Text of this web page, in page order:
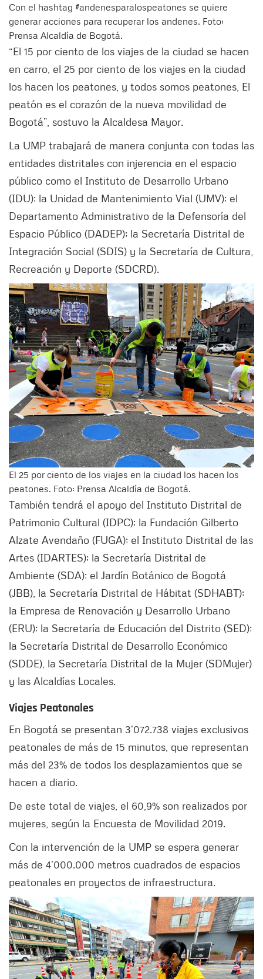
Con el hashtag #andenesparalospeatones se quiere
generar acciones para recuperar los andenes. Foto:
Prensa Alcaldía de Bogotá.
“El 15 por ciento de los viajes de la ciudad se hacen
en carro, el 25 por ciento de los viajes en la ciudad
los hacen los peatones, y todos somos peatones, El
peatón es el corazón de la nueva movilidad de
Bogotá”, sostuvo la Alcaldesa Mayor.
La UMP trabajará de manera conjunta con todas las
entidades distritales con injerencia en el espacio
público como el Instituto de Desarrollo Urbano
(IDU); la Unidad de Mantenimiento Vial (UMV); el
Departamento Administrativo de la Defensoría del
Espacio Público (DADEP); la Secretaría Distrital de
Integración Social (SDIS) y la Secretaría de Cultura,
Recreación y Deporte (SDCRD).
El 25 por ciento de los viajes en la ciudad los hacen los
peatones. Foto: Prensa Alcaldía de Bogotá.
También tendrá el apoyo del Instituto Distrital de
Patrimonio Cultural (IDPC); la Fundación Gilberto
Alzate Avendaño (FUGA); el Instituto Distrital de las
Artes (IDARTES); la Secretaría Distrital de
Ambiente (SDA); el Jardín Botánico de Bogotá
(JBB), la Secretaría Distrital de Hábitat (SDHABT);
la Empresa de Renovación y Desarrollo Urbano
(ERU); la Secretaría de Educación del Distrito (SED);
la Secretaría Distrital de Desarrollo Económico
(SDDE), la Secretaría Distrital de la Mujer (SDMujer)
y las Alcaldías Locales.
Viajes Peatonales
En Bogotá se presentan 3’072.738 viajes exclusivos
peatonales de más de 15 minutos, que representan
más del 23% de todos los desplazamientos que se
hacen a diario.
De este total de viajes, el 60,9% son realizados por
mujeres, según la Encuesta de Movilidad 2019.
Con la intervención de la UMP se espera generar
más de 4’000.000 metros cuadrados de espacios
peatonales en proyectos de infraestructura.